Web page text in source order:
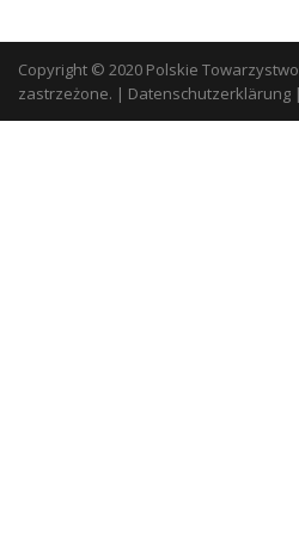
Copyright © 2020 Polskie
zastrzeżone. | Datenschutzerklärung |